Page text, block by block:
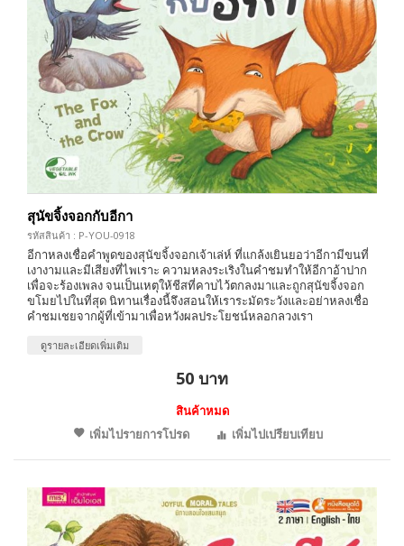
สุนัขจิ้งจอกกับอีกา
รหัสสินค้า : P-YOU-0918
อีกาหลงเชื่อคำพูดของสุนัขจิ้งจอกเจ้าเล่ห์ ที่แกล้งเยินยอว่าอีกามีขนที่
เงางามและมีเสียงที่ไพเราะ ความหลงระเริงในคำชมทำให้อีกาอ้าปาก
เพื่อจะร้องเพลง จนเป็นเหตุให้ชีสที่คาบไว้ตกลงมาและถูกสุนัขจิ้งจอก
ขโมยไปในที่สุด นิทานเรื่องนี้จึงสอนให้เราระมัดระวังและอย่าหลงเชื่อ
คำชมเชยจากผู้ที่เข้ามาเพื่อหวังผลประโยชน์หลอกลวงเรา
ดูรายละเอียดเพิ่มเติม
50 บาท
สินค้าหมด
เพิ่มไปรายการโปรด
เพิ่มไปเปรียบเทียบ